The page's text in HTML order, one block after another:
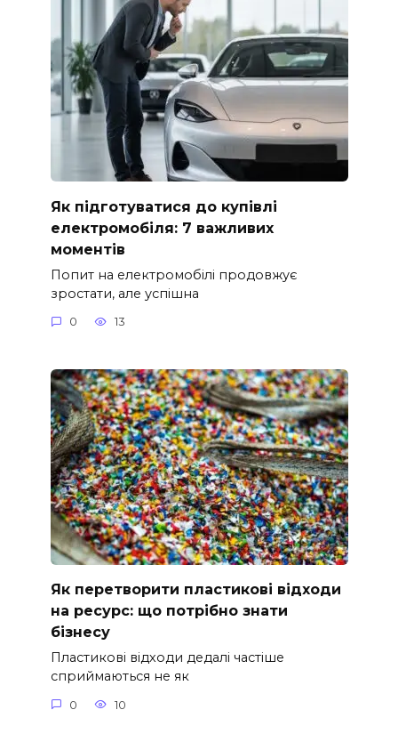
Як підготуватися до купівлі
електромобіля: 7 важливих
моментів
Попит на електромобілі продовжує
зростати, але успішна
0 13
Як перетворити пластикові відходи
на ресурс: що потрібно знати
бізнесу
Пластикові відходи дедалі частіше
сприймаються не як
0 10